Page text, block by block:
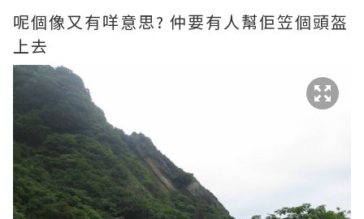
呢個像又有咩意思? 仲要有人幫佢笠個頭盔
上去